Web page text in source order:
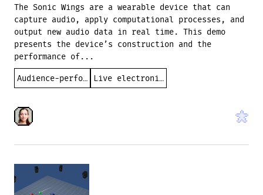
The Sonic Wings are a wearable device that can
capture audio, apply computational processes, and
output new audio data in real time. This demo
presents the device’s construction and the
performance of...
Audience-performer interaction
Live electronics